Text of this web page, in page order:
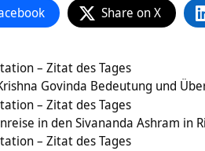
Share on X
– Zitat des Tages
Govinda Bedeutung und
– Zitat des Tages
in den Sivananda Ashram in
– Zitat des Tages